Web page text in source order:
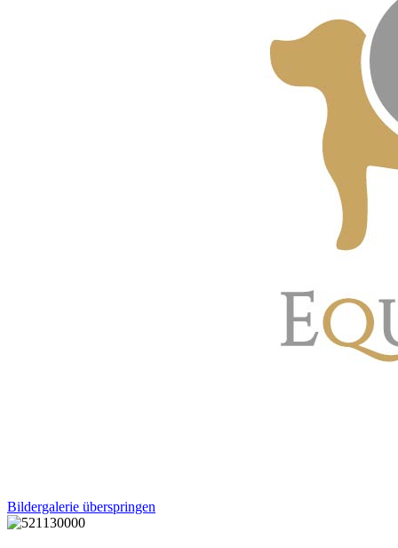
Bildergalerie überspringen